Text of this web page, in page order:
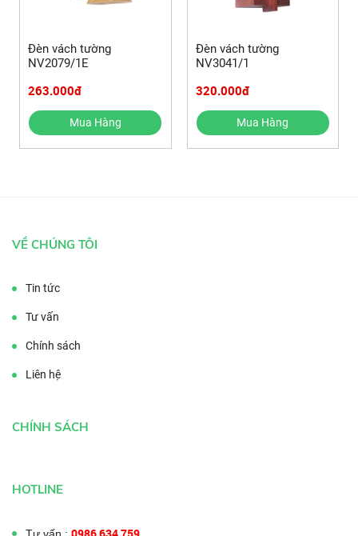
Đèn vách tường
NV2079/1E
263.000đ
Mua Hàng
Đèn vách tường
NV3041/1
320.000đ
Mua Hàng
VỀ CHÚNG TÔI
Tin tức
Tư vấn
Chính sách
Liên hệ
CHÍNH SÁCH
HOTLINE